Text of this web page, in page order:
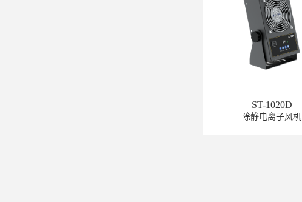
ST-1020D
除静电离子风机